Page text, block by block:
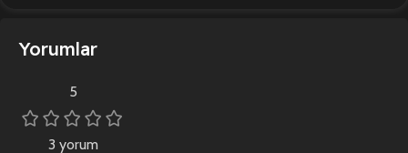
Yorumlar
5
3 yorum